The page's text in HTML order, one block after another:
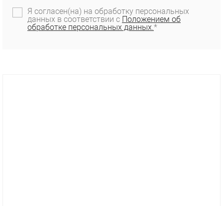
Я согласен(на) на обработку персональных
данных в соответствии с Положением об
обработке персональных данных.*